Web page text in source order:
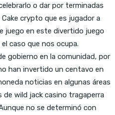
o dar por terminadas
crypto que es jugador a
juego en este divertido juego
caso que nos ocupa.
gobierno en la comunidad, por
han invertido un centavo en
noticias en algunas áreas
wild jack casino tragaperra
no se determinó con